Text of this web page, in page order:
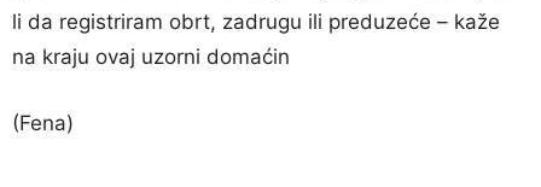
li da registriram obrt, zadrugu ili preduzeće – kaže
na kraju ovaj uzorni domaćin
(Fena)